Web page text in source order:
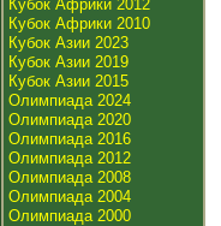
Кубок Африки 2012
Кубок Африки 2010
Кубок Азии 2023
Кубок Азии 2019
Кубок Азии 2015
Олимпиада 2024
Олимпиада 2020
Олимпиада 2016
Олимпиада 2012
Олимпиада 2008
Олимпиада 2004
Олимпиада 2000